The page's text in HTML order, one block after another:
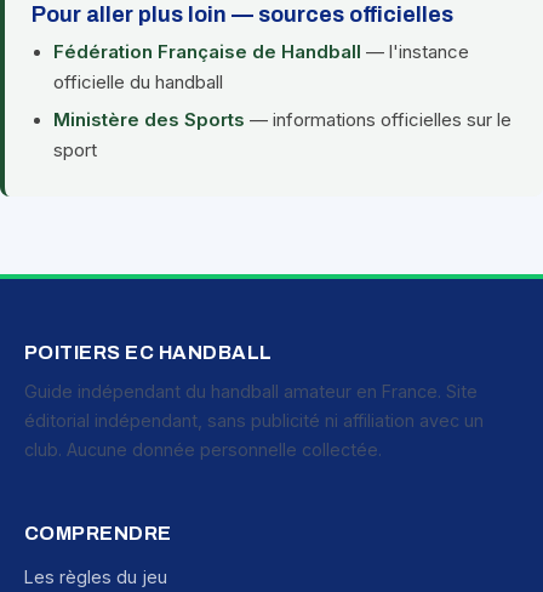
Pour aller plus loin — sources officielles
Fédération Française de Handball — l'instance
officielle du handball
Ministère des Sports — informations officielles sur le
sport
POITIERS EC HANDBALL
Guide indépendant du handball amateur en France. Site
éditorial indépendant, sans publicité ni affiliation avec un
club. Aucune donnée personnelle collectée.
COMPRENDRE
Les règles du jeu